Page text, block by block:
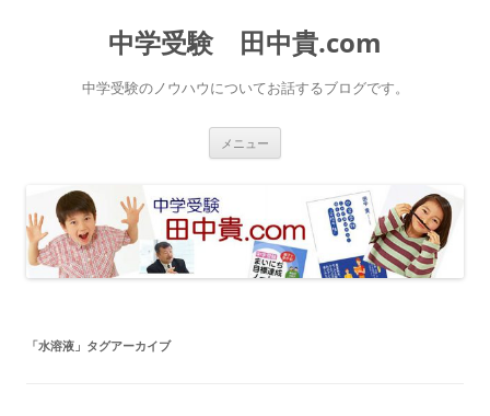
中学受験 田中貴.com
中学受験のノウハウについてお話するブログです。
メニュー
ス
キ
ッ
プ
「水溶液 」タグアーカイブ